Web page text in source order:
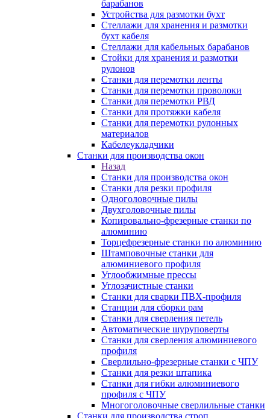
барабанов
Устройства для размотки бухт
Стеллажи для хранения и размотки
бухт кабеля
Стеллажи для кабельных барабанов
Стойки для хранения и размотки
рулонов
Станки для перемотки ленты
Станки для перемотки проволоки
Станки для перемотки РВД
Станки для протяжки кабеля
Станки для перемотки рулонных
материалов
Кабелеукладчики
Станки для производства окон
Назад
Станки для производства окон
Станки для резки профиля
Одноголовочные пилы
Двухголовочные пилы
Копировально-фрезерные станки по
алюминию
Торцефрезерные станки по алюминию
Штамповочные станки для
алюминиевого профиля
Углообжимные прессы
Углозачистные станки
Станки для сварки ПВХ-профиля
Станции для сборки рам
Станки для сверления петель
Автоматические шуруповерты
Станки для сверления алюминиевого
профиля
Сверлильно-фрезерные станки с ЧПУ
Станки для резки штапика
Станки для гибки алюминиевого
профиля с ЧПУ
Многоголовочные сверлильные станки
Станки для производства строп